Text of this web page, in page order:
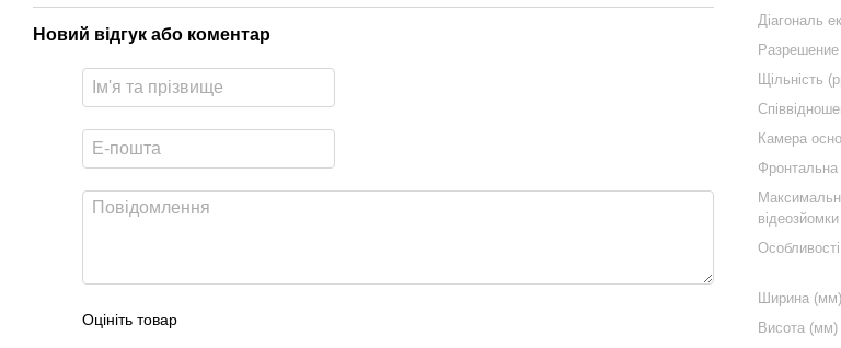
Новий відгук або коментар
Оцініть товар
Діагональ
Щільність
Камера
відеозйомки
Ширина (мм)
Висота (мм)